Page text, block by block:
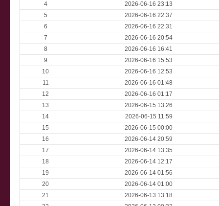
4
2026-06-16 23:13
5
2026-06-16 22:37
6
2026-06-16 22:31
7
2026-06-16 20:54
8
2026-06-16 16:41
9
2026-06-16 15:53
10
2026-06-16 12:53
11
2026-06-16 01:48
12
2026-06-16 01:17
13
2026-06-15 13:26
14
2026-06-15 11:59
15
2026-06-15 00:00
16
2026-06-14 20:59
17
2026-06-14 13:35
18
2026-06-14 12:17
19
2026-06-14 01:56
20
2026-06-14 01:00
21
2026-06-13 13:18